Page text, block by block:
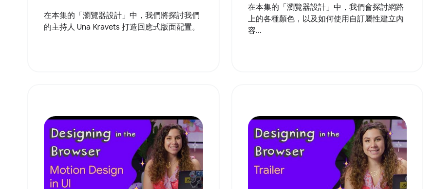
在本集的「瀏覽器設計」中，我們將探討我們
的主持人 Una Kravets 打造回應式版面配置。
在本集的「瀏覽器設計」中，我們會探討網路
上的各種顏色，以及如何使用自訂屬性建立內
容...